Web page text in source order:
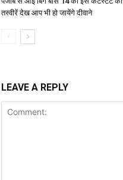
तस्वीरें देख आप भी हो जायेंगे दीवाने
LEAVE A REPLY